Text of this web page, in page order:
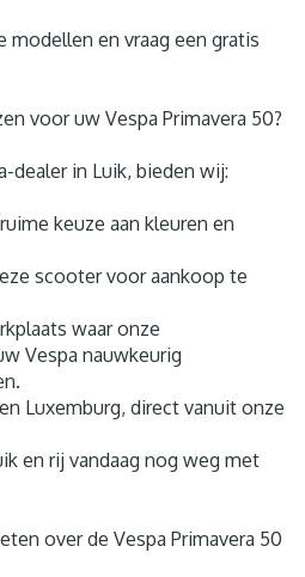
modellen en vraag een gratis
voor uw Vespa Primavera 50?
dealer in Luik, bieden wij:
keuze aan kleuren en
scooter voor aankoop te
waar onze
Vespa nauwkeurig
Luxemburg, direct vanuit onze
en rij vandaag nog weg met
over de Vespa Primavera 50